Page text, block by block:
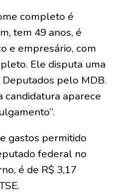
completo é
tem 49 anos, é
e empresário, com
Ele disputa uma
pelo MDB.
candidatura aparece
gastos permitido
federal no
é de R$ 3,17